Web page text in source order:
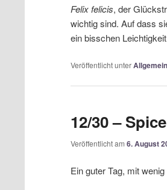
Felix felicis, der
wichtig sind. Auf dass
ein bisschen
Veröffentlicht unterAllgemein
12/30 – Spice
Veröffentlicht am 6. August
Ein guter Tag, mit